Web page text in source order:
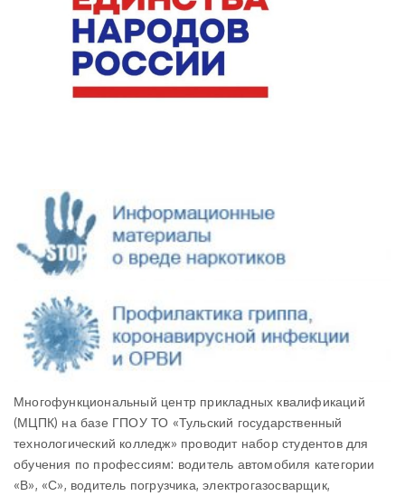
Многофункциональный центр прикладных квалификаций
(МЦПК) на базе ГПОУ ТО «Тульский государственный
технологический колледж» проводит набор студентов для
обучения по профессиям: водитель автомобиля категории
«В», «С», водитель погрузчика, электрогазосварщик,